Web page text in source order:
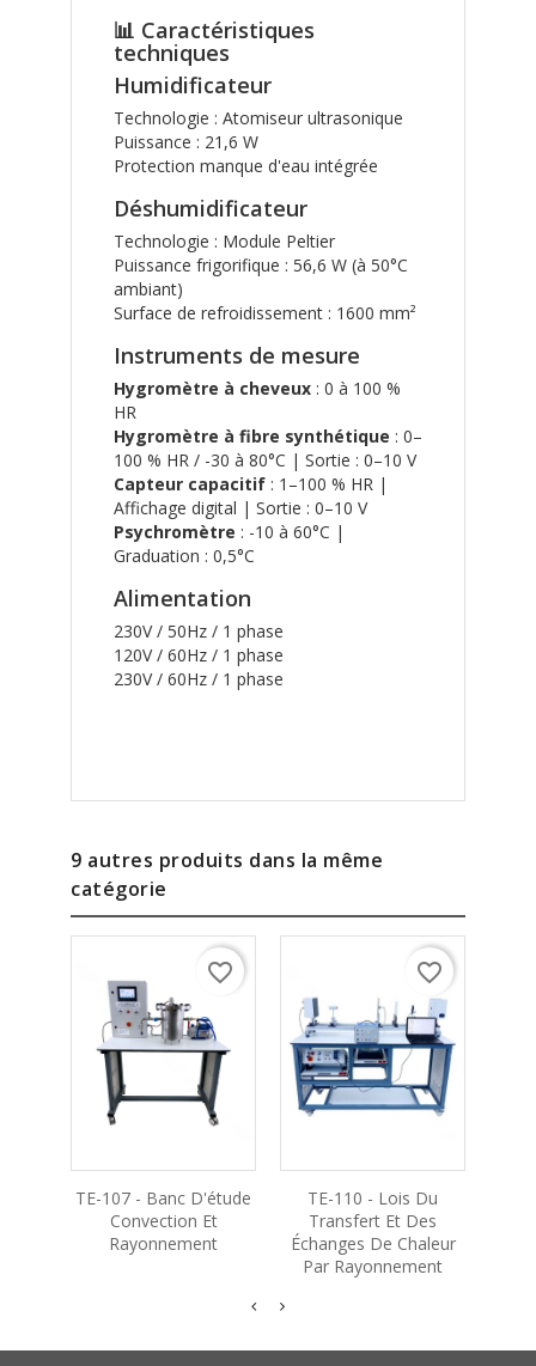
📊 Caractéristiques
techniques
Humidificateur
Technologie : Atomiseur ultrasonique
Puissance : 21,6 W
Protection manque d'eau intégrée
Déshumidificateur
Technologie : Module Peltier
Puissance frigorifique : 56,6 W (à 50°C
ambiant)
Surface de refroidissement : 1600 mm²
Instruments de mesure
Hygromètre à cheveux : 0 à 100 %
HR
Hygromètre à fibre synthétique : 0–
100 % HR / -30 à 80°C | Sortie : 0–10 V
Capteur capacitif : 1–100 % HR |
Affichage digital | Sortie : 0–10 V
Psychromètre : -10 à 60°C |
Graduation : 0,5°C
Alimentation
230V / 50Hz / 1 phase
120V / 60Hz / 1 phase
230V / 60Hz / 1 phase
9 autres produits dans la même
catégorie
TE-107 - Banc D'étude
Convection Et
Rayonnement
favorite_border
TE-110 - Lois Du
Transfert Et Des
Échanges De Chaleur
Par Rayonnement
favorite_border